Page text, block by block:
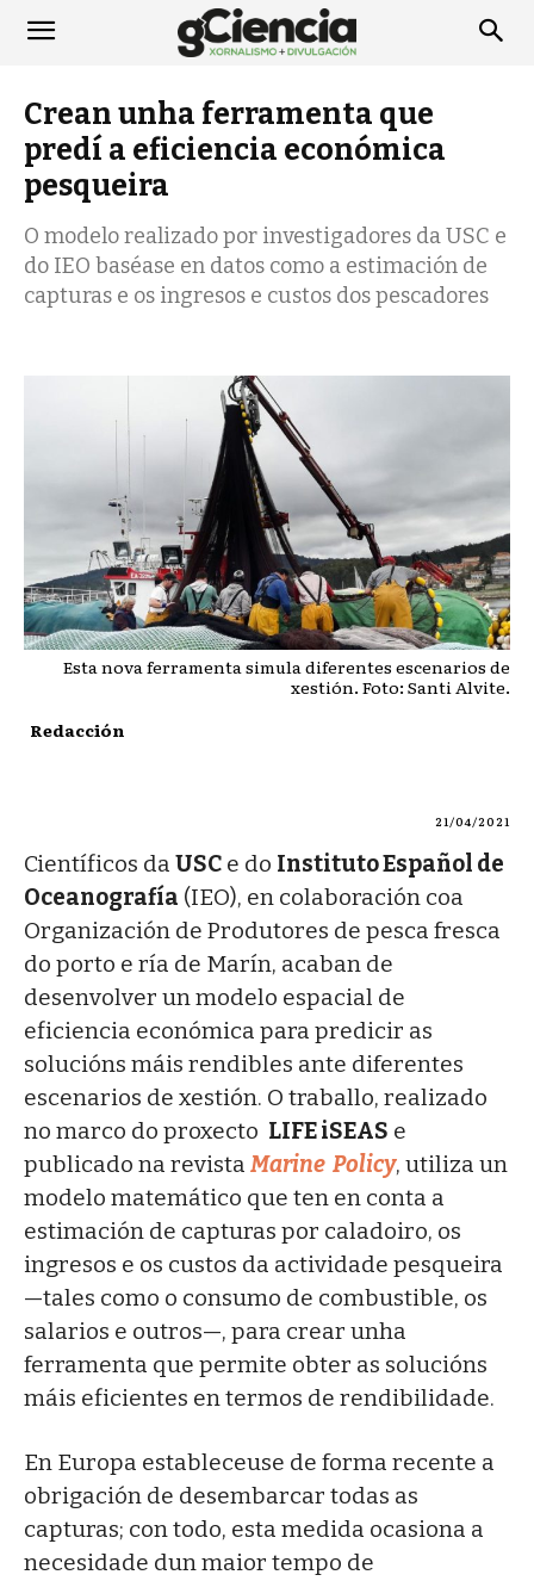
Crean unha ferramenta que
predí a eficiencia económica
pesqueira
O modelo realizado por investigadores da USC e
do IEO baséase en datos como a estimación de
capturas e os ingresos e custos dos pescadores
Esta nova ferramenta simula diferentes escenarios de
xestión. Foto: Santi Alvite.
Redacción
21/04/2021
Científicos da USC e do Instituto Español de
Oceanografía (IEO), en colaboración coa
Organización de Produtores de pesca fresca
do porto e ría de Marín, acaban de
desenvolver un modelo espacial de
eficiencia económica para predicir as
solucións máis rendibles ante diferentes
escenarios de xestión. O traballo, realizado
no marco do proxecto LIFE iSEAS e
publicado na revista Marine Policy, utiliza un
modelo matemático que ten en conta a
estimación de capturas por caladoiro, os
ingresos e os custos da actividade pesqueira
—tales como o consumo de combustible, os
salarios e outros—, para crear unha
ferramenta que permite obter as solucións
máis eficientes en termos de rendibilidade.
En Europa estableceuse de forma recente a
obrigación de desembarcar todas as
capturas; con todo, esta medida ocasiona a
necesidade dun maior tempo de